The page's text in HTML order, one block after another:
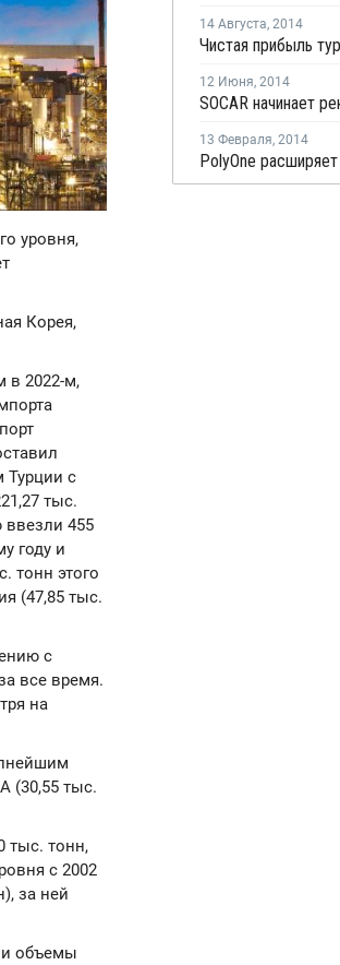
уровня,
Корея,
в 2022-м,
Турции с
тыс.
ввезли 455
году и
тонн этого
(47,85 тыс.
с
все время.
на
(30,55 тыс.
тыс. тонн,
с 2002
за ней
объемы
14 Августа, 2014
12 Июня, 2014
13 Февраля, 2014